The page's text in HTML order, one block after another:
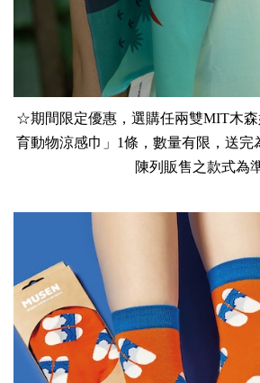
☆期間限定優惠，選購任兩雙MIT木
育動物涼感巾」1條，數量有限，送
陳列販售之款式為